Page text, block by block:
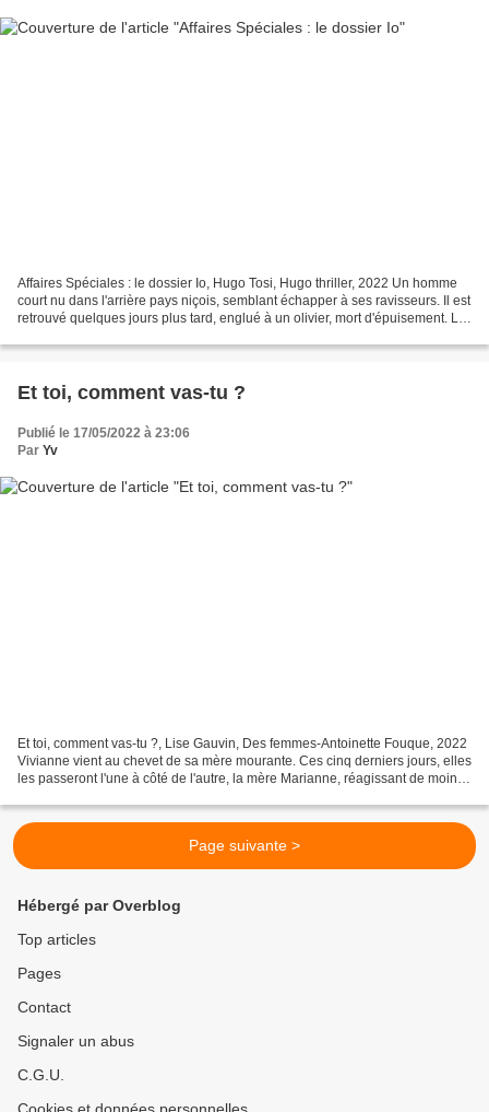
Affaires Spéciales : le dossier Io, Hugo Tosi, Hugo thriller, 2022 Un homme
court nu dans l'arrière pays niçois, semblant échapper à ses ravisseurs. Il est
retrouvé quelques jours plus tard, englué à un olivier, mort d'épuisement. La
Et toi, comment vas-tu ?
Publié le 17/05/2022 à 23:06
Par Yv
Et toi, comment vas-tu ?, Lise Gauvin, Des femmes-Antoinette Fouque, 2022
Vivianne vient au chevet de sa mère mourante. Ces cinq derniers jours, elles
les passeront l'une à côté de l'autre, la mère Marianne, réagissant de moins
Page suivante >
Hébergé par Overblog
Top articles
Pages
Contact
Signaler un abus
C.G.U.